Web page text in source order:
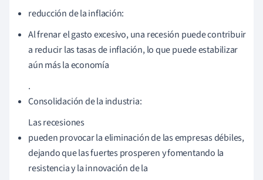
reducción de la inflación:
Al frenar el gasto excesivo, una recesión puede contribuir
a reducir las tasas de inflación, lo que puede estabilizar
aún más la economía
.
Consolidación de la industria:
Las recesiones
pueden provocar la eliminación de las empresas débiles,
dejando que las fuertes prosperen y fomentando la
resistencia y la innovación de la